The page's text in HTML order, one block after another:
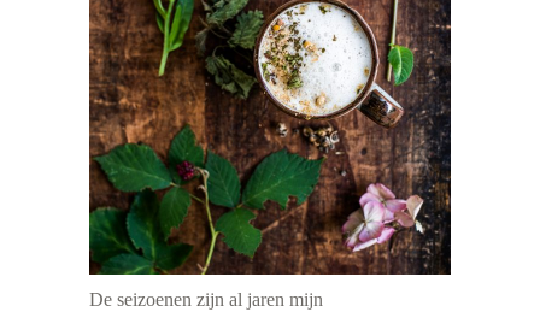
De seizoenen zijn al jaren mijn